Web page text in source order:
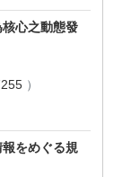
心之動態發
）
をめぐる規